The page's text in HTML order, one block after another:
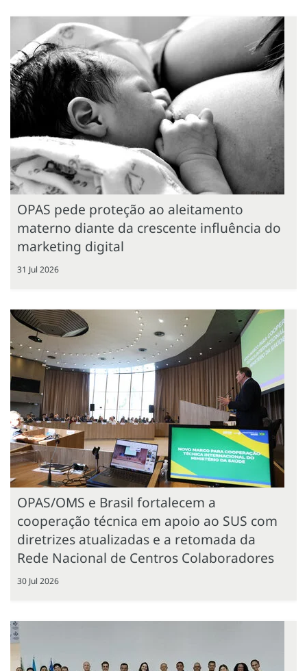
OPAS pede proteção ao aleitamento
materno diante da crescente influência do
marketing digital
31 Jul 2026
OPAS/OMS e Brasil fortalecem a
cooperação técnica em apoio ao SUS com
diretrizes atualizadas e a retomada da
Rede Nacional de Centros Colaboradores
30 Jul 2026